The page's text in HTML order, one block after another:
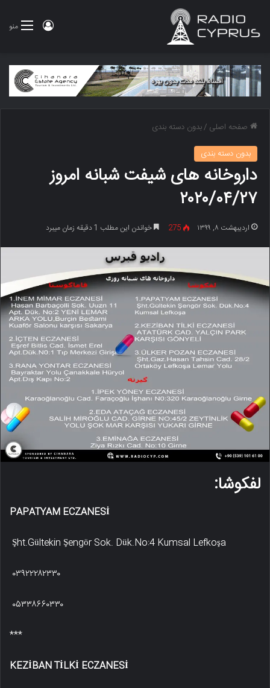
منو ورود
صفحه اصلی /بدون دسته بندی
بدون دسته بندی
داروخانه های شیفت شبانه امروز
۲۰۲۰/۰۴/۲۷
اردیبهشت ۸, ۱۳۹۹ 275 خواندن این مطلب 1 دقیقه زمان میبرد
لفکوشا:
PAPATYAM ECZANESİ
Şht.Gültekin Şengör Sok. Dük.No:4 Kumsal Lefkoşa
۰۳۹۲۲۲۸۲۳۳۰
۰۵۳۳۸۶۶۰۳۳۰
***
KEZİBAN TİLKİ ECZANESİ